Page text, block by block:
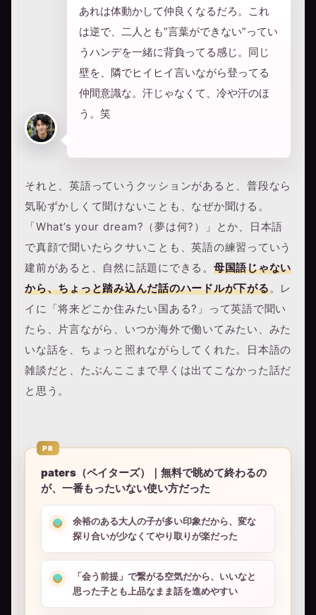
あれは体動かして仲良くなるだろ。これ
は逆で、二人とも”言葉ができない”ってい
うハンデを一緒に背負ってる感じ。同じ
壁を、隣でヒイヒイ言いながら登ってる
仲間意識な。汗じゃなくて、冷や汗のほ
う。笑
それと、英語っていうクッションがあると、普段なら
気恥ずかしくて聞けないことも、なぜか聞ける。
「What’s your dream?（夢は何?）」とか、日本語
で真顔で聞いたらクサいことも、英語の練習っていう
建前があると、自然に話題にできる。 母国語じゃない
から、ちょっと踏み込んだ話のハードルが下がる。レ
イに「将来どこか住みたい国ある?」って英語で聞い
たら、片言ながら、いつか海外で働いてみたい、みた
いな話を、ちょっと照れながらしてくれた。日本語の
雑談だと、たぶんここまで早くは出てこなかった話だ
と思う。
PR
paters（ペイターズ）｜無料で眺めて終わるの
が、一番もったいない使い方だった
余裕のある大人の子が多い印象だから、変な
探り合いが少なくてやり取りが楽だった
「会う前提」で繋がる空気だから、いいなと
思った子とも上品なまま話を進めやすい